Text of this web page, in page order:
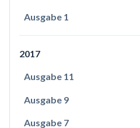
Ausgabe 1
2017
Ausgabe 11
Ausgabe 9
Ausgabe 7